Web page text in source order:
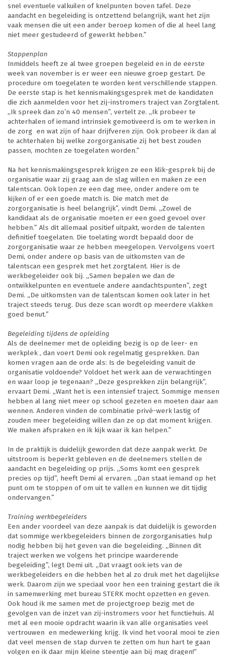
snel eventuele valkuilen of knelpunten boven tafel. Deze
aandacht en begeleiding is ontzettend belangrijk, want het zijn
vaak mensen die uit een ander beroep komen of die al heel lang
niet meer gestudeerd of gewerkt hebben.”
Stappenplan
Inmiddels heeft ze al twee groepen begeleid en in de eerste
week van november is er weer een nieuwe groep gestart. De
procedure om toegelaten te worden kent verschillende stappen.
De eerste stap is het kennismakingsgesprek met de kandidaten
die zich aanmelden voor het zij-instromers traject van Zorgtalent.
,,Ik spreek dan zo’n 40 mensen”, vertelt ze. ,,Ik probeer te
achterhalen of iemand intrinsiek gemotiveerd is om te werken in
de zorg en wat zijn of haar drijfveren zijn. Ook probeer ik dan al
te achterhalen bij welke zorgorganisatie zij het best zouden
passen, mochten ze toegelaten worden.”
Na het kennismakingsgesprek krijgen ze een klik-gesprek bij de
organisatie waar zij graag aan de slag willen en maken ze een
talentscan. Ook lopen ze een dag mee, onder andere om te
kijken of er een goede match is. Die match met de
zorgorganisatie is heel belangrijk”, vindt Demi. ,,Zowel de
kandidaat als de organisatie moeten er een goed gevoel over
hebben.” Als dit allemaal positief uitpakt, worden de talenten
definitief toegelaten. Die toelating wordt bepaald door de
zorgorganisatie waar ze hebben meegelopen. Vervolgens voert
Demi, onder andere op basis van de uitkomsten van de
talentscan een gesprek met het zorgtalent. Hier is de
werkbegeleider ook bij. ,,Samen bepalen we dan de
ontwikkelpunten en eventuele andere aandachtspunten”, zegt
Demi. ,,De uitkomsten van de talentscan komen ook later in het
traject steeds terug. Dus deze scan wordt op meerdere vlakken
goed benut.”
Begeleiding tijdens de opleiding
Als de deelnemer met de opleiding bezig is op de leer- en
werkplek , dan voert Demi ook regelmatig gesprekken. Dan
komen vragen aan de orde als: Is de begeleiding vanuit de
organisatie voldoende? Voldoet het werk aan de verwachtingen
en waar loop je tegenaan? ,,Deze gesprekken zijn belangrijk”,
ervaart Demi. ,,Want het is een intensief traject. Sommige mensen
hebben al lang niet meer op school gezeten en moeten daar aan
wennen. Anderen vinden de combinatie privé-werk lastig of
zouden meer begeleiding willen dan ze op dat moment krijgen.
We maken afspraken en ik kijk waar ik kan helpen.”
In de praktijk is duidelijk geworden dat deze aanpak werkt. De
uitstroom is beperkt gebleven en de deelnemers stellen de
aandacht en begeleiding op prijs. ,,Soms komt een gesprek
precies op tijd”, heeft Demi al ervaren. ,,Dan staat iemand op het
punt om te stoppen of om uit te vallen en kunnen we dit tijdig
ondervangen.”
Training werkbegeleiders
Een ander voordeel van deze aanpak is dat duidelijk is geworden
dat sommige werkbegeleiders binnen de zorgorganisaties hulp
nodig hebben bij het geven van die begeleiding. ,,Binnen dit
traject werken we volgens het principe waarderende
begeleiding”, legt Demi uit. ,,Dat vraagt ook iets van de
werkbegeleiders en die hebben het al zo druk met het dagelijkse
werk. Daarom zijn we speciaal voor hen een training gestart die ik
in samenwerking met bureau STERK mocht opzetten en geven.
Ook houd ik me samen met de projectgroep bezig met de
gevolgen van de inzet van zij-instromers voor het functiehuis. Al
met al een mooie opdracht waarin ik van alle organisaties veel
vertrouwen en medewerking krijg. Ik vind het vooral mooi te zien
dat veel mensen de stap durven te zetten om hun hart te gaan
volgen en ik daar mijn kleine steentje aan bij mag dragen!“